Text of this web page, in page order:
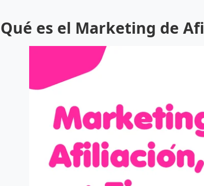
Qué es el Marketing de